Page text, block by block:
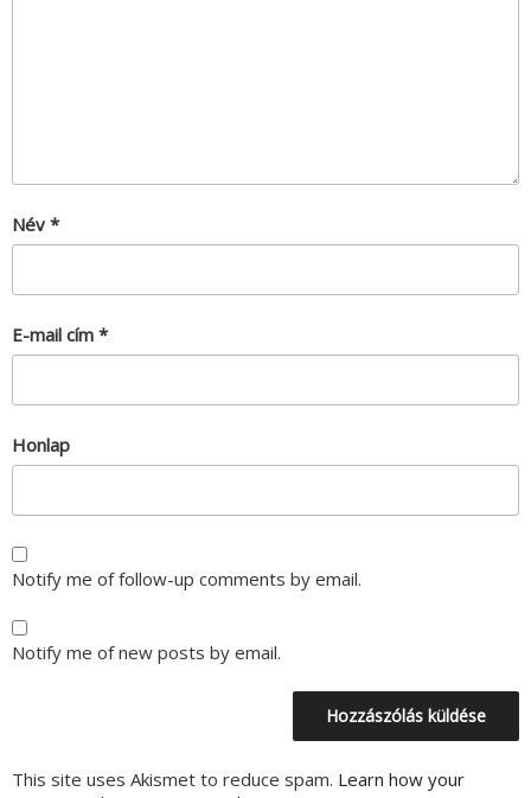
Név *
E-mail cím *
Honlap
Notify me of follow-up comments by email.
Notify me of new posts by email.
This site uses Akismet to reduce spam. Learn how your